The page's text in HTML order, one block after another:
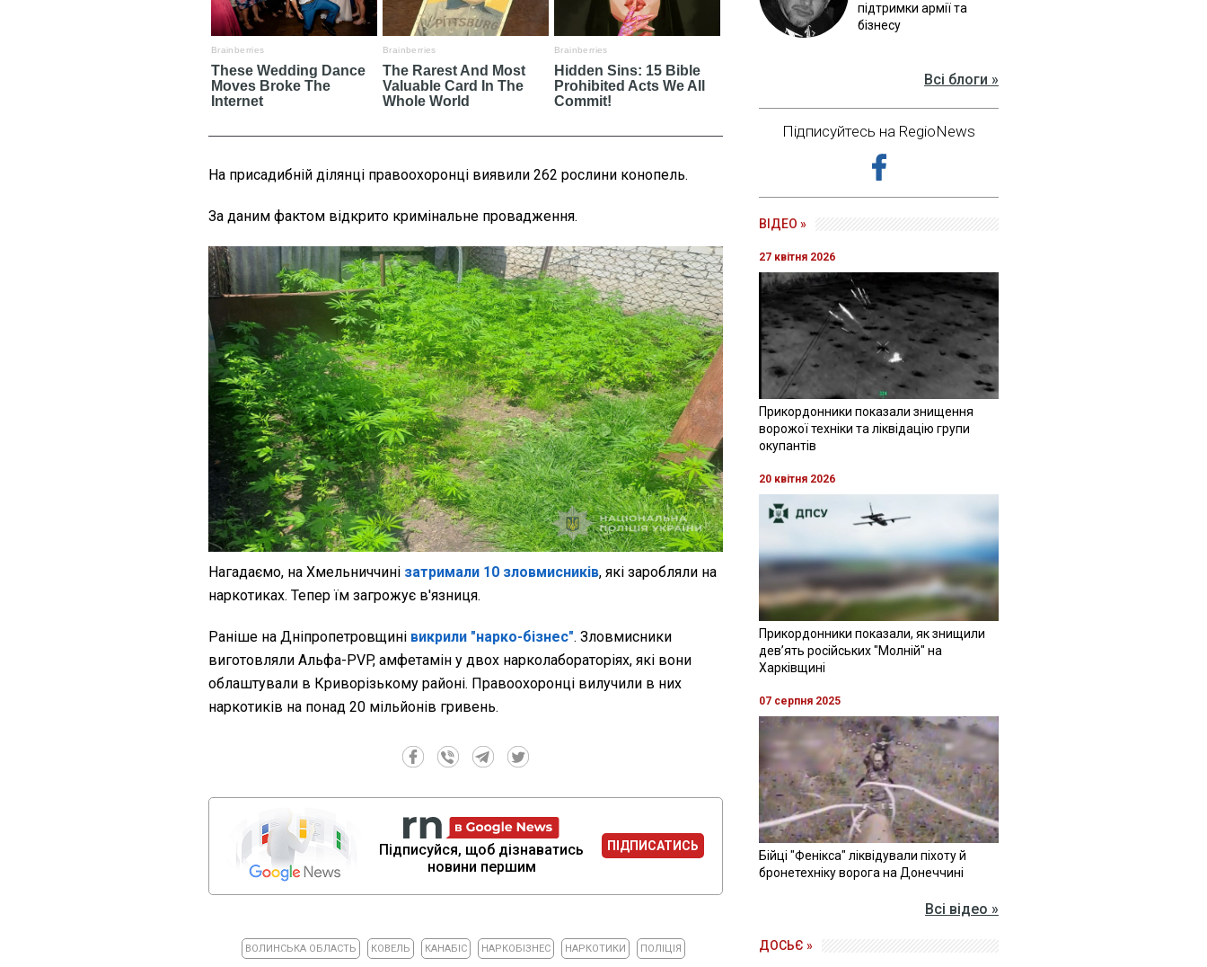
На присадибній ділянці правоохоронці виявили 262 рослини конопель.
За даним фактом відкрито кримінальне провадження.
Нагадаємо, на Хмельниччині затримали 10 зловмисників, які заробляли на
наркотиках. Тепер їм загрожує в'язниця.
Раніше на Дніпропетровщині викрили "нарко-бізнес". Зловмисники
виготовляли Альфа-PVP, амфетамін у двох нарколабораторіях, які вони
облаштували в Криворізькому районі. Правоохоронці вилучили в них
наркотиків на понад 20 мільйонів гривень.
Підписуйся, щоб дізнаватись
новини першим
ПІДПИСАТИСЬ
ВОЛИНСЬКА ОБЛАСТЬ КОВЕЛЬ КАНАБІС НАРКОБІЗНЕС НАРКОТИКИ ПОЛІЦІЯ
підтримки армії та
бізнесу
Всі блоги »
Підписуйтесь на RegioNews
ВІДЕО »
27 квітня 2026
Прикордонники показали знищення
ворожої техніки та ліквідацію групи
окупантів
20 квітня 2026
Прикордонники показали, як знищили
девʼять російських "Молній" на
Харківщині
07 серпня 2025
Бійці "Фенікса" ліквідували піхоту й
бронетехніку ворога на Донеччині
Всі відео »
ДОСЬЄ »